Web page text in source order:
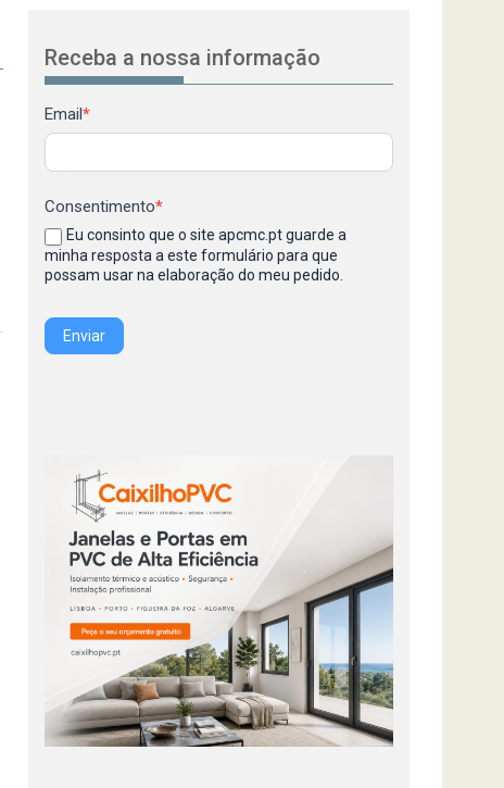
Receba a nossa informação
Newsletter
Email *
Consentimento*
Eu consinto que o site apcmc.pt guarde a
minha resposta a este formulário para que
possam usar na elaboração do meu pedido.
Enviar